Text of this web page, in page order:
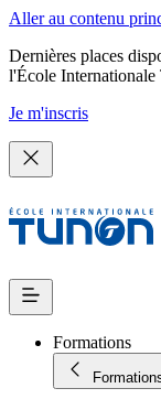
Aller au contenu
Dernières places
l'École Internationale
Je m'inscris
Formations